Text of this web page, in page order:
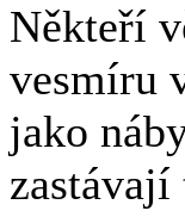
Někteří
vesmíru
jako